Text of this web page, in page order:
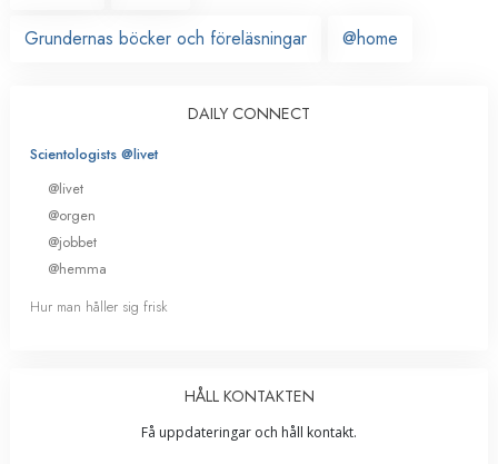
Grundernas böcker och föreläsningar @home
DAILY CONNECT
Scientologists @livet
@livet
@orgen
@jobbet
@hemma
Hur man håller sig frisk
HÅLL KONTAKTEN
Få uppdateringar och håll kontakt.